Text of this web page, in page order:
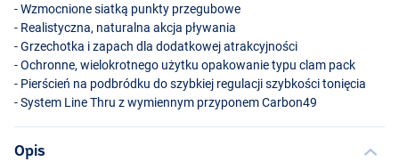
- Wzmocnione siatką punkty przegubowe
- Realistyczna, naturalna akcja pływania
- Grzechotka i zapach dla dodatkowej atrakcyjności
- Ochronne, wielokrotnego użytku opakowanie typu clam pack
- Pierścień na podbródku do szybkiej regulacji szybkości tonięcia
- System Line Thru z wymiennym przyponem Carbon49
Opis